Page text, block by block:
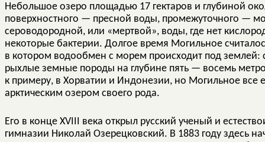
Небольшое озеро площадью 17 гектаров и глубиной
поверхностного — пресной воды, промежуточного —
сероводородной, или «мертвой», воды, где нет
некоторые бактерии. Долгое время Могильное
в котором водообмен с морем происходит под землей:
рыхлые земные породы на глубине пять — восемь
к примеру, в Хорватии и Индонезии, но Могильное все
арктическим озером своего рода.
Его в конце XVIII века открыл русский ученый и
гимназии Николай Озерецковский. В 1883 году здесь